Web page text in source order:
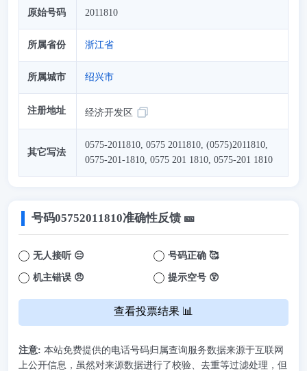
原始号码 2011810
所属省份 浙江省
所属城市 绍兴市
注册地址 经济开发区
其它写法
0575-2011810, 0575 2011810, (0575)2011810,
0575-201-1810, 0575 201 1810, 0575-201 1810
号码05752011810准确性反馈 🎫
无人接听 😑 号码正确 🥰
机主错误 😠 提示空号 😲
查看投票结果 📊
注意: 本站免费提供的电话号码归属查询服务数据来源于互联网
上公开信息，虽然对来源数据进行了校验、去重等过滤处理，但